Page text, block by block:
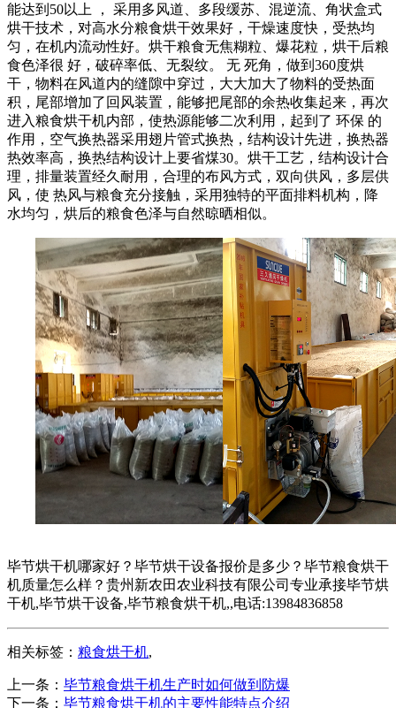
能达到50以上 ， 采用多风道、多段缓苏、混逆流、角状盒式
烘干技术，对高水分粮食烘干效果好，干燥速度快，受热均
匀，在机内流动性好。烘干粮食无焦糊粒、爆花粒，烘干后粮
食色泽很 好，破碎率低、无裂纹。 无 死角，做到360度烘
干，物料在风道内的缝隙中穿过，大大加大了物料的受热面
积，尾部增加了回风装置，能够把尾部的余热收集起来，再次
进入粮食烘干机内部，使热源能够二次利用，起到了 环保 的
作用，空气换热器采用翅片管式换热，结构设计先进，换热器
热效率高，换热结构设计上要省煤30。烘干工艺，结构设计合
理，排量装置经久耐用，合理的布风方式，双向供风，多层供
风，使 热风与粮食充分接触，采用独特的平面排料机构，降
水均匀，烘后的粮食色泽与自然晾晒相似。
毕节烘干机哪家好？毕节烘干设备报价是多少？毕节粮食烘干
机质量怎么样？贵州新农田农业科技有限公司专业承接毕节烘
干机,毕节烘干设备,毕节粮食烘干机,,电话:13984836858
相关标签： 粮食烘干机,
上一条： 毕节粮食烘干机生产时如何做到防爆
下一条： 毕节粮食烘干机的主要性能特点介绍